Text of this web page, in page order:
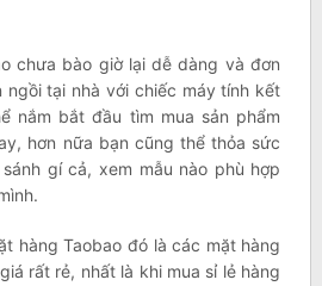
chưa bào giờ lại dễ dàng và đơn
ngồi tại nhà với chiếc máy tính kết
nắm bắt đầu tìm mua sản phẩm
hơn nữa bạn cũng thể thỏa sức
gí cả, xem mẫu nào phù hợp
hàng Taobao đó là các mặt hàng
rất rẻ, nhất là khi mua sỉ lẻ hàng